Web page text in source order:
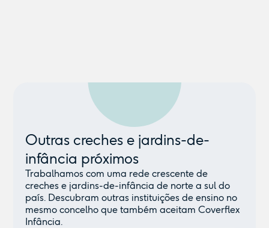
Outras creches e jardins-de-
infância próximos
Trabalhamos com uma rede crescente de
creches e jardins-de-infância de norte a sul do
país. Descubram outras instituições de ensino no
mesmo concelho que também aceitam Coverflex
Infância.